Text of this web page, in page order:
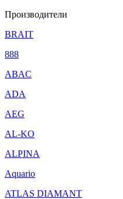
Производители
BRAIT
888
ABAC
ADA
AEG
AL-KO
ALPINA
Aquario
ATLAS DIAMANT